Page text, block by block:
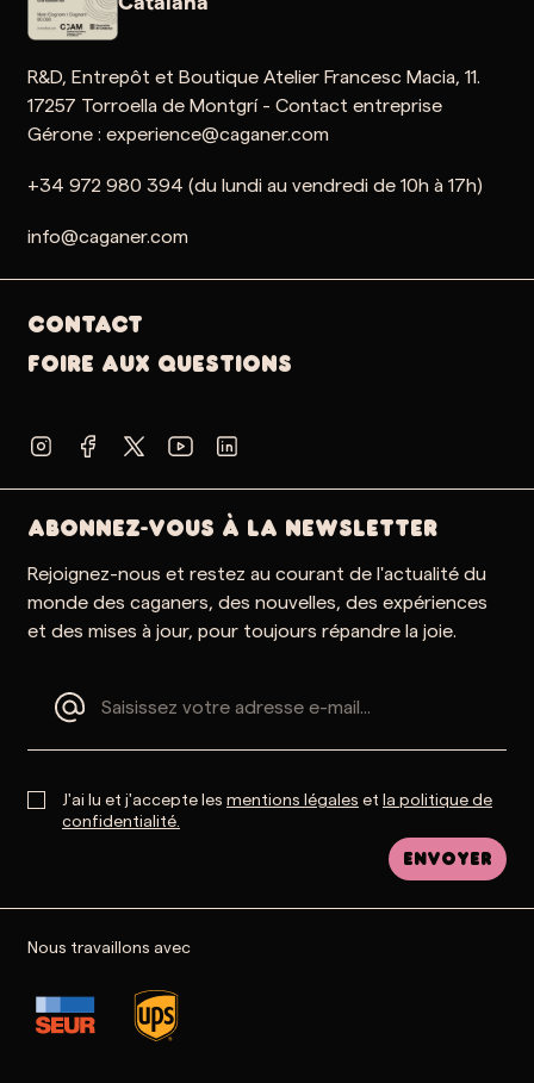
R&D, Entrepôt et Boutique Atelier Francesc Macia, 11.
17257 Torroella de Montgrí - Contact entreprise
Gérone : experience@caganer.com
+34 972 980 394 (du lundi au vendredi de 10h à 17h)
info@caganer.com
Contact
Foire aux questions
ABONNEZ-VOUS À LA NEWSLETTER
Rejoignez-nous et restez au courant de l'actualité du
monde des caganers, des nouvelles, des expériences
et des mises à jour, pour toujours répandre la joie.
J'ai lu et j'accepte les mentions légales et la politique de
confidentialité.
Envoyer
Nous travaillons avec